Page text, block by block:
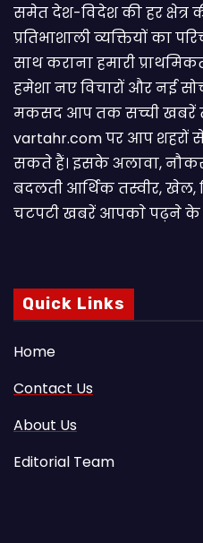
समेत देश-विदेश की हर क्षेत्र
प्रतिभाशाली व्यक्तियों का
साथ कराना हमारी
हमेशा नए विचारों और नई
मकसद आप तक सच्ची खबरें
vartahr.com पर आप शहरों
सकते हैं। इसके अलावा,
बदलती आर्थिक तस्वीर,
चटपटी खबरें आपकाे पढ़ने के
Quick Links
Home
Contact Us
About Us
Editorial Team